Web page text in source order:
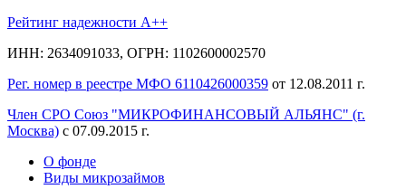
Рейтинг надежности A++
ИНН: 2634091033, ОГРН: 1102600002570
Рег. номер в реестре МФО 6110426000359 от 12.08.2011 г.
Член СРО Союз "МИКРОФИНАНСОВЫЙ АЛЬЯНС" (г.
Москва) с 07.09.2015 г.
О фонде
Виды микрозаймов